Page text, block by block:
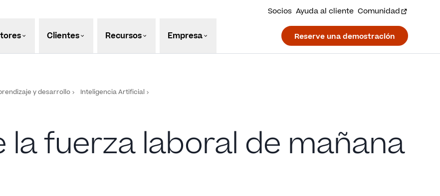
Socios Ayuda al cliente Comunidad
Clientes Recursos Empresa Reserve una demostración
y desarrollo Inteligencia Artificial
la fuerza laboral de mañana